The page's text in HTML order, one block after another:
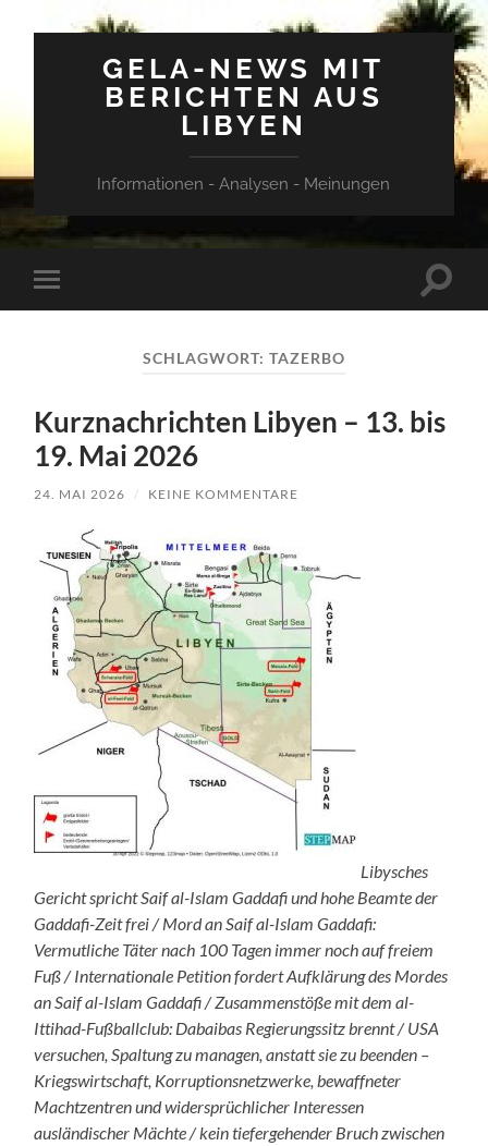
GELA-NEWS MIT
BERICHTEN AUS
LIBYEN
Informationen - Analysen - Meinungen
Mobile-
Menü
SCHLAGWORT: TAZERBO
Kurznachrichten Libyen – 13. bis
19. Mai 2026
24. MAI 2026 / KEINE KOMMENTARE
Libysches
Gericht spricht Saif al-Islam Gaddafi und hohe Beamte der
Gaddafi-Zeit frei / Mord an Saif al-Islam Gaddafi:
Vermutliche Täter nach 100 Tagen immer noch auf freiem
Fuß / Internationale Petition fordert Aufklärung des Mordes
an Saif al-Islam Gaddafi / Zusammenstöße mit dem al-
Ittihad-Fußballclub: Dabaibas Regierungssitz brennt / USA
versuchen, Spaltung zu managen, anstatt sie zu beenden –
Kriegswirtschaft, Korruptionsnetzwerke, bewaffneter
Machtzentren und widersprüchlicher Interessen
ausländischer Mächte / kein tiefergehender Bruch zwischen